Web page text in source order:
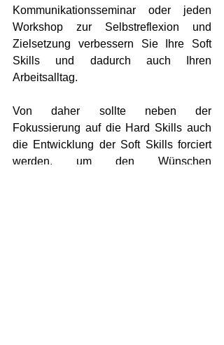
Kommunikationsseminar oder jeden
Workshop zur Selbstreflexion und
Zielsetzung verbessern Sie Ihre Soft
Skills und dadurch auch Ihren
Arbeitsalltag.
Von daher sollte neben der
Fokussierung auf die Hard Skills auch
die Entwicklung der Soft Skills forciert
werden, um den Wünschen